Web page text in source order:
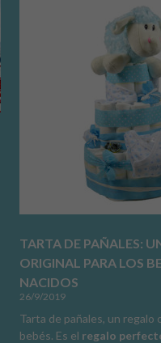
TARTA DE PAÑALES:
ORIGINAL PARA LOS
NACIDOS
26/9/2019
Tarta de pañales, un regalo
bebés. Es el regalo